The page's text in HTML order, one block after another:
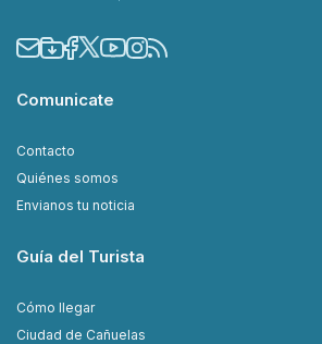
Comunicate
Contacto
Quiénes somos
Envianos tu noticia
Guía del Turista
Cómo llegar
Ciudad de Cañuelas